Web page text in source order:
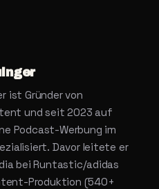
ist Gründer von
und seit 2023 auf
Podcast-Werbung im
Davor leitete er
bei Runtastic/adidas
Produktion (540+